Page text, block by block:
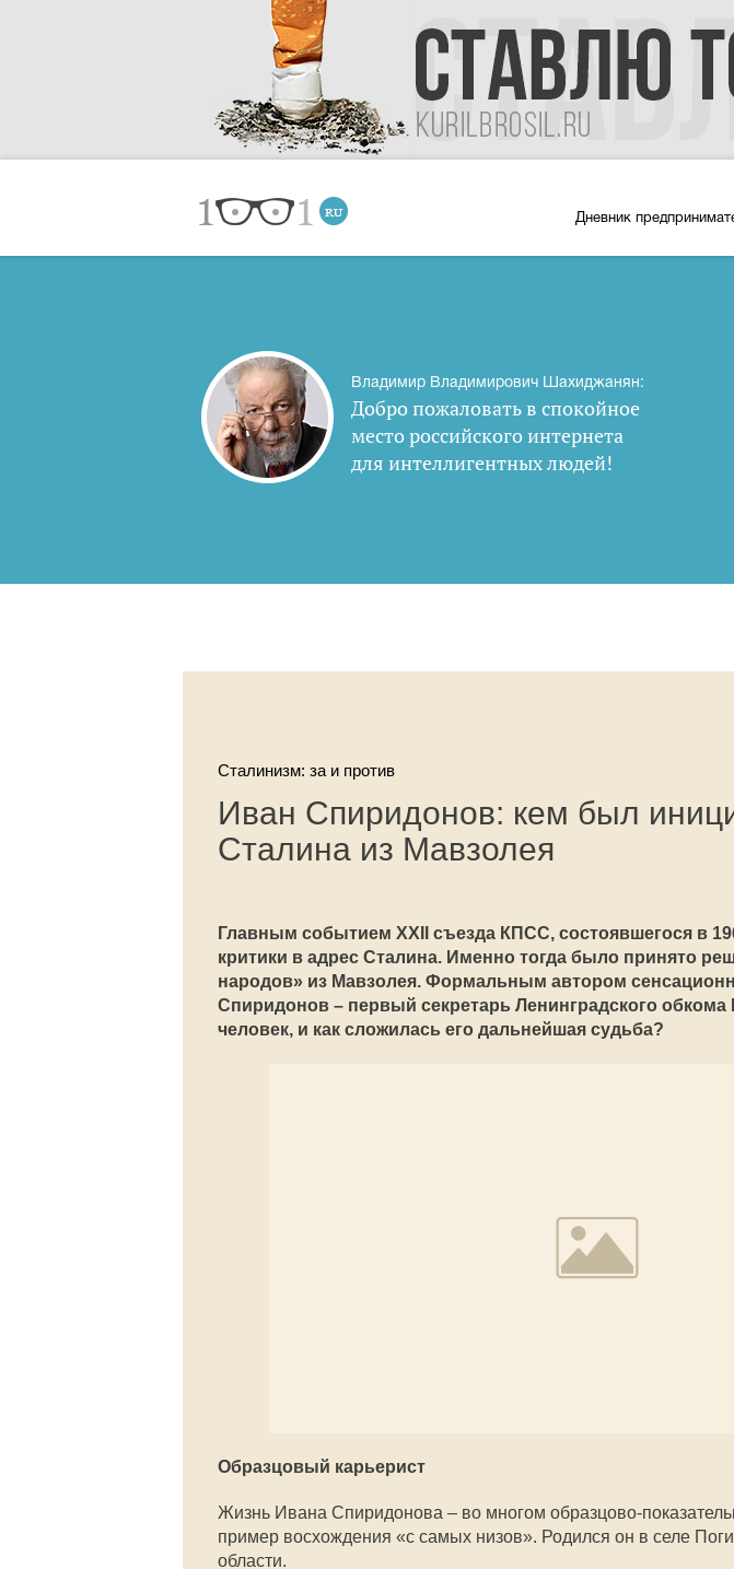
Дневник
Владимир Владимирович Шахиджанян:
Добро пожаловать в спокойное
место российского интернета
для интеллигентных людей!
Сталинизм: за и против
Иван Спиридонов: кем был
Сталина из Мавзолея
Главным событием XXII съезда КПСС, состоявшегося в
критики в адрес Сталина. Именно тогда было принято
народов» из Мавзолея. Формальным автором
Спиридонов – первый секретарь Ленинградского
человек, и как сложилась его дальнейшая судьба?
Образцовый карьерист
Жизнь Ивана Спиридонова – во многом образцово-
пример восхождения «с самых низов». Родился он в селе
области.